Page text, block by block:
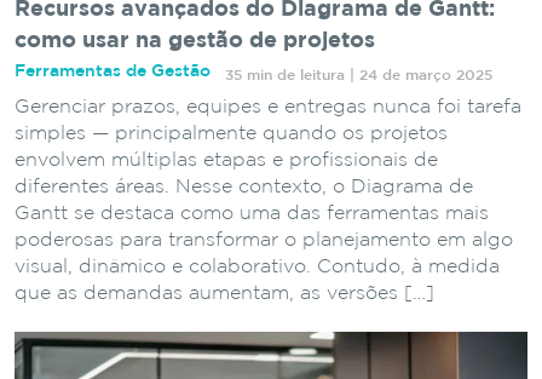
Recursos avançados do Diagrama de Gantt:
como usar na gestão de projetos
Ferramentas de Gestão 35 min de leitura | 24 de março 2025
Gerenciar prazos, equipes e entregas nunca foi tarefa
simples — principalmente quando os projetos
envolvem múltiplas etapas e profissionais de
diferentes áreas. Nesse contexto, o Diagrama de
Gantt se destaca como uma das ferramentas mais
poderosas para transformar o planejamento em algo
visual, dinâmico e colaborativo. Contudo, à medida
que as demandas aumentam, as versões […]